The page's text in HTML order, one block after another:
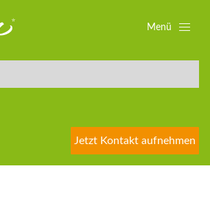
Jetzt Kontakt aufnehmen
Menü